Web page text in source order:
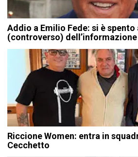
Addio a Emilio Fede: si è
(controverso)
Riccione Women: entra in
Cecchetto